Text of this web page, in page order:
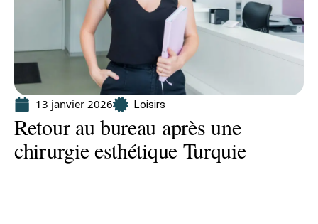
13 janvier 2026 Loisirs
Retour au bureau après une
chirurgie esthétique Turquie